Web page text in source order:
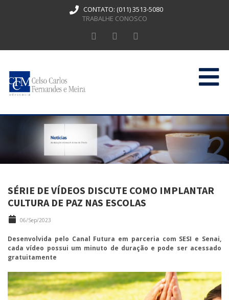
CONTATO: (011) 3513-5080
TRABALHE CONOSCO
HOME
QUEM SOMOS
ATUAÇÃO
CONTATO
SÉRIE DE VÍDEOS DISCUTE COMO IMPLANTAR
CULTURA DE PAZ NAS ESCOLAS
06/Sep/2023
Desenvolvida pelo Canal Futura em parceria com SESI e Senai,
cada vídeo possui um minuto de duração e pode ser acessado
gratuitamente